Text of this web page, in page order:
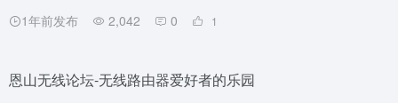
1年前发布 2,042 0 1
恩山无线论坛-无线路由器爱好者的乐园